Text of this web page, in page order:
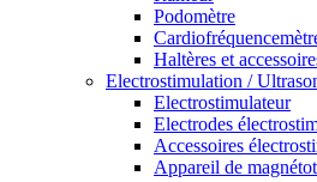
Podomètre
Haltères et
Electrostimulation /
Electrostimulateur
Electrodes
Accessoires
Appareil de